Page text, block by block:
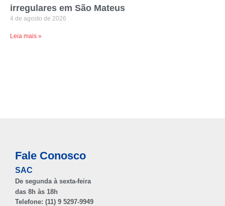
irregulares em São Mateus
4 de agosto de 2026
Leia mais »
Fale Conosco
SAC
De segunda à sexta-feira
das 8h às 18h
Telefone: (11) 9 5297-9949